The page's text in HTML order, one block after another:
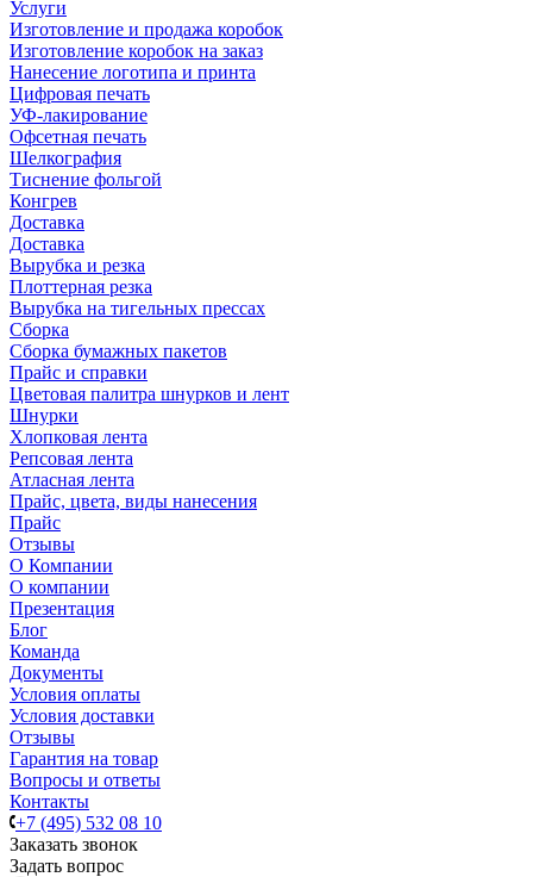
Услуги
Изготовление и продажа коробок
Изготовление коробок на заказ
Нанесение логотипа и принта
Цифровая печать
УФ-лакирование
Офсетная печать
Шелкография
Тиснение фольгой
Конгрев
Доставка
Доставка
Вырубка и резка
Плоттерная резка
Вырубка на тигельных прессах
Сборка
Сборка бумажных пакетов
Прайс и справки
Цветовая палитра шнурков и лент
Шнурки
Хлопковая лента
Репсовая лента
Атласная лента
Прайс, цвета, виды нанесения
Прайс
Отзывы
О Компании
О компании
Презентация
Блог
Команда
Документы
Условия оплаты
Условия доставки
Отзывы
Гарантия на товар
Вопросы и ответы
Контакты
+7 (495) 532 08 10
Заказать звонок
Задать вопрос